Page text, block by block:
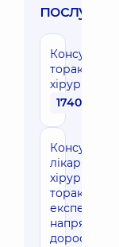
послуги:
Консультація
хірурга
1740 грн
Консультація
лікаря-
хірурга
експерта
напрямку
дорослих в